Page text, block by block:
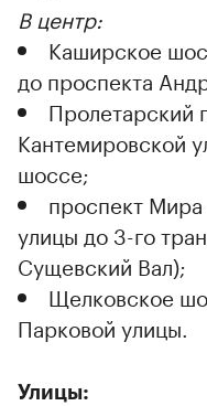
В центр:
Каширское
до проспекта
Пролетарский
Кантемировской
шоссе;
проспект
улицы до 3-го
Сущевский Вал);
Щелковское
Парковой улицы.
Улицы: